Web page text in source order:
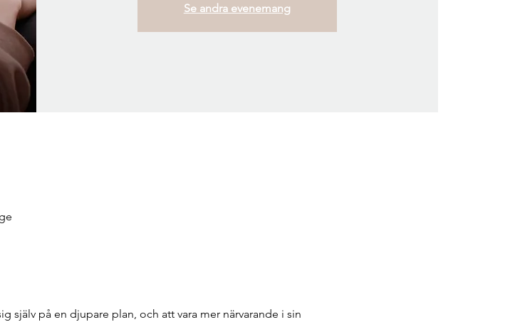
Se andra evenemang
själv på en djupare plan, och att vara mer närvarande i sin